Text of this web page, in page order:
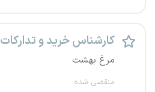
کارشناس خرید و تدارکات
مرغ بهشت
منقضی شده